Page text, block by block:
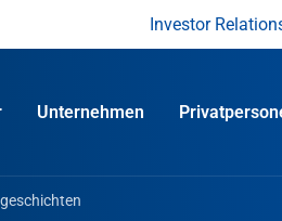
Investor
Unternehmen